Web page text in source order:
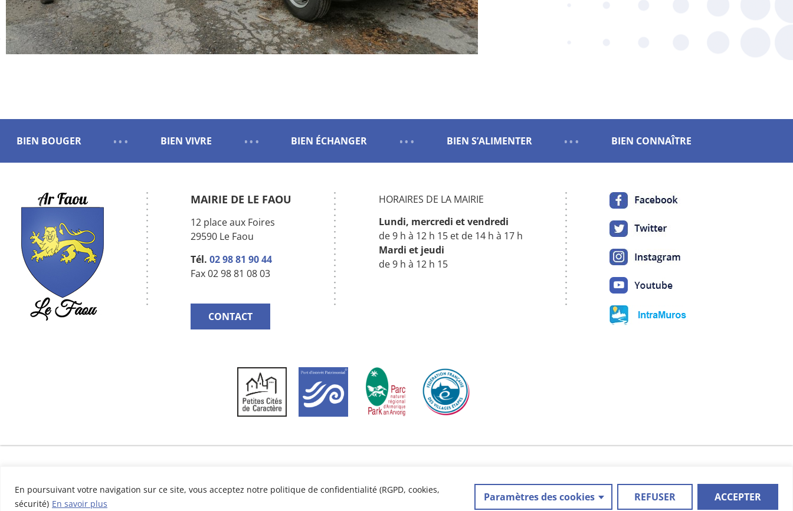
En poursuivant votre navigation sur ce site, vous acceptez notre politique de confidentialité (RGPD, cookies,
sécurité) En savoir plus
Paramètres des cookies REFUSER ACCEPTER
BIEN BOUGER BIEN VIVRE BIEN ÉCHANGER BIEN S’ALIMENTER BIEN CONNAÎTRE
MAIRIE DE LE FAOU
12 place aux Foires
29590 Le Faou
Tél.02 98 81 90 44
Fax 02 98 81 08 03
CONTACT
HORAIRES DE LA MAIRIE
Lundi, mercredi et vendredi
de 9 h à 12 h 15 et de 14 h à 17 h
Mardi et jeudi
de 9 h à 12 h 15
Site réalisé par Abergraphique